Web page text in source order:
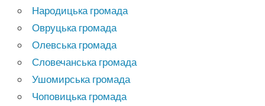
Народицька громада
Овруцька громада
Олевська громада
Словечанська громада
Ушомирська громада
Чоповицька громада